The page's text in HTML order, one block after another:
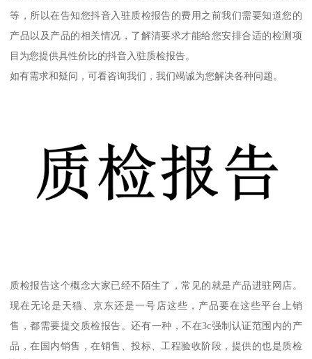
等，所以在告知您抖音入驻质检报告的费用之前我们需要知道您的
产品以及产品的相关情况，了解清要求才能给您安排合适的检测项
目为您提供具性价比的抖音入驻质检报告。
如有需求和疑问，可看咨询我们，我们竭诚为您解决各种问题。
质检报告这个概念大家已经不陌生了，常见的就是产品进驻网店。
现在无论是天猫、京东还是一号店这些，产品要在这些平台上销
售，都需要提交质检报告。还有一种，不在3c强制认证范围内的产
品，在国内销售，在销售、投标、工程验收阶段，提供的也是质检